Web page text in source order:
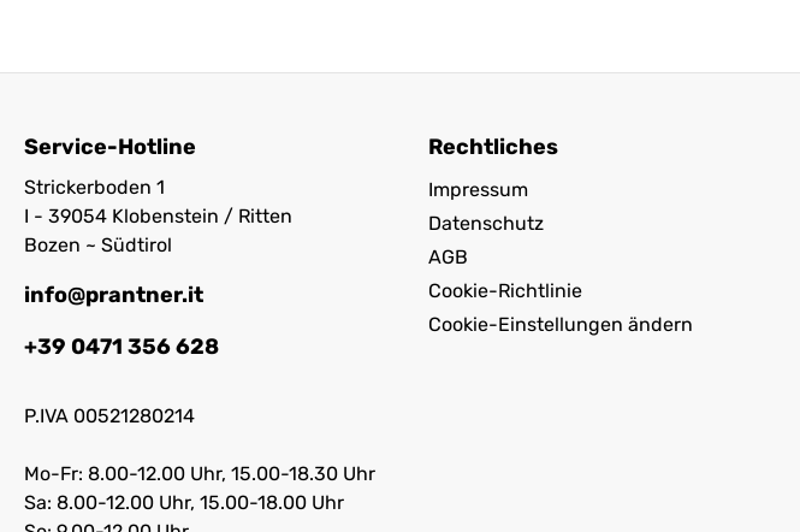
Service-Hotline
Strickerboden 1
I - 39054 Klobenstein / Ritten
Bozen ~ Südtirol
info@prantner.it
+39 0471 356 628
P.IVA 00521280214
Mo-Fr: 8.00-12.00 Uhr, 15.00-18.30 Uhr
Sa: 8.00-12.00 Uhr, 15.00-18.00 Uhr
Rechtliches
Impressum
Datenschutz
AGB
Cookie-Richtlinie
Cookie-Einstellungen ändern